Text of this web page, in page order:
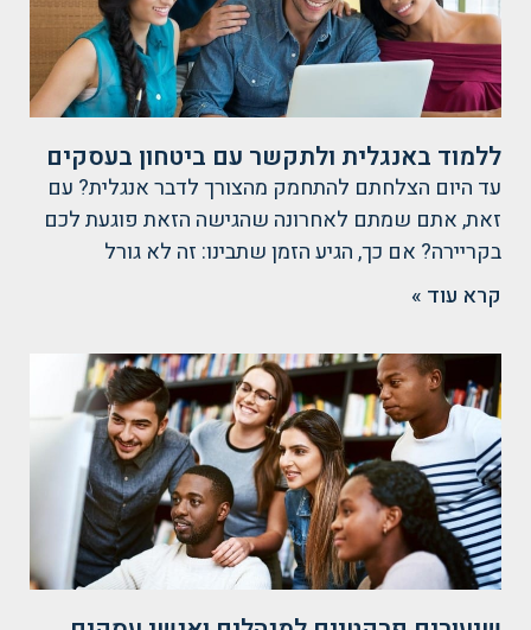
ללמוד באנגלית ולתקשר עם ביטחון בעסקים
עד היום הצלחתם להתחמק מהצורך לדבר אנגלית? עם
זאת, אתם שמתם לאחרונה שהגישה הזאת פוגעת לכם
בקריירה? אם כך, הגיע הזמן שתבינו: זה לא גורל
קרא עוד »